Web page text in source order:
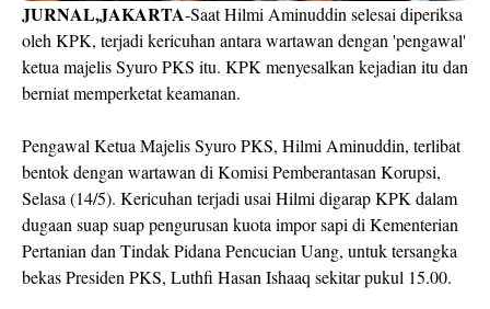
JURNAL,JAKARTA-Saat Hilmi Aminuddin selesai diperiksa
oleh KPK, terjadi kericuhan antara wartawan dengan 'pengawal'
ketua majelis Syuro PKS itu. KPK menyesalkan kejadian itu dan
berniat memperketat keamanan.
Pengawal Ketua Majelis Syuro PKS, Hilmi Aminuddin, terlibat
bentok dengan wartawan di Komisi Pemberantasan Korupsi,
Selasa (14/5). Kericuhan terjadi usai Hilmi digarap KPK dalam
dugaan suap suap pengurusan kuota impor sapi di Kementerian
Pertanian dan Tindak Pidana Pencucian Uang, untuk tersangka
bekas Presiden PKS, Luthfi Hasan Ishaaq sekitar pukul 15.00.